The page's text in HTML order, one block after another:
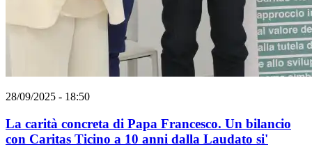
28/09/2025 - 18:50
La carità concreta di Papa Francesco. Un bilancio
con Caritas Ticino a 10 anni dalla Laudato si'